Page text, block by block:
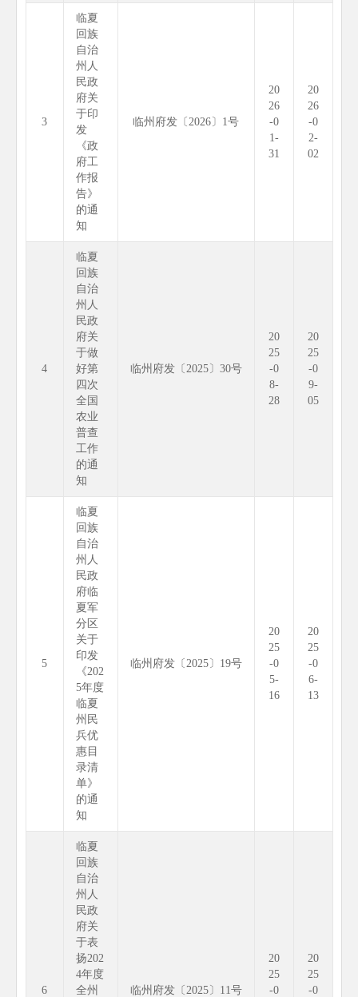
3
临夏
回族
自治
州人
民政
府关
于印
发
《政
府工
作报
告》
的通
知
临州府发〔2026〕1号
20
26
-0
1-
31
20
26
-0
2-
02
4
临夏
回族
自治
州人
民政
府关
于做
好第
四次
全国
农业
普查
工作
的通
知
临州府发〔2025〕30号
20
25
-0
8-
28
20
25
-0
9-
05
5
临夏
回族
自治
州人
民政
府临
夏军
分区
关于
印发
《202
5年度
临夏
州民
兵优
惠目
录清
单》
的通
知
临州府发〔2025〕19号
20
25
-0
5-
16
20
25
-0
6-
13
6
临夏
回族
自治
州人
民政
府关
于表
扬202
4年度
全州
临州府发〔2025〕11号
20
25
-0
20
25
-0